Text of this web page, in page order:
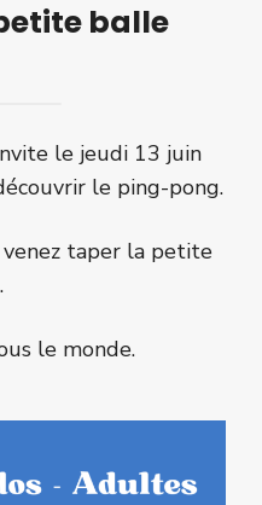
balle
le jeudi 13 juin
le ping-pong.
taper la petite
le monde.